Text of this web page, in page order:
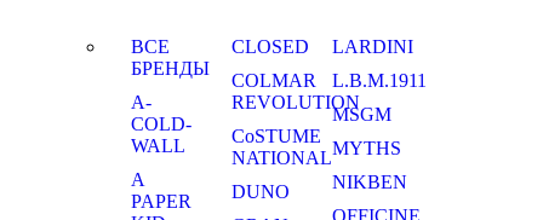
ВСЕ
БРЕНДЫ
A-
COLD-
WALL
A
PAPER
CLOSED
COLMAR
REVOLUTION
CoSTUME
NATIONAL
DUNO
LARDINI
L.B.M.1911
MSGM
MYTHS
NIKBEN
OFFICINE